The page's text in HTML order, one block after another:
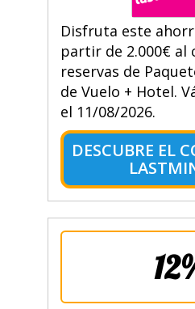
Disfruta este
partir de 2.000€
reservas de
de Vuelo + Hotel.
el 11/08/2026.
DESCUBRE EL